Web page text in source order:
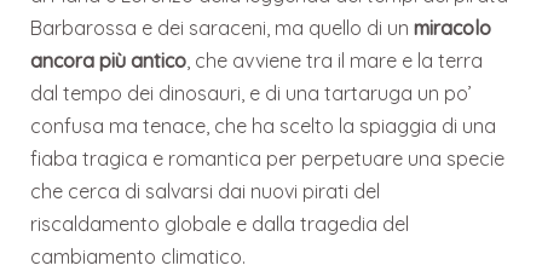
Barbarossa e dei saraceni, ma quello di unmiracolo
ancora più antico, che avviene tra il mare e la terra
dal tempo dei dinosauri, e di una tartaruga un po’
confusa ma tenace, che ha scelto la spiaggia di una
fiaba tragica e romantica per perpetuare una specie
che cerca di salvarsi dai nuovi pirati del
riscaldamento globale e dalla tragedia del
cambiamento climatico.